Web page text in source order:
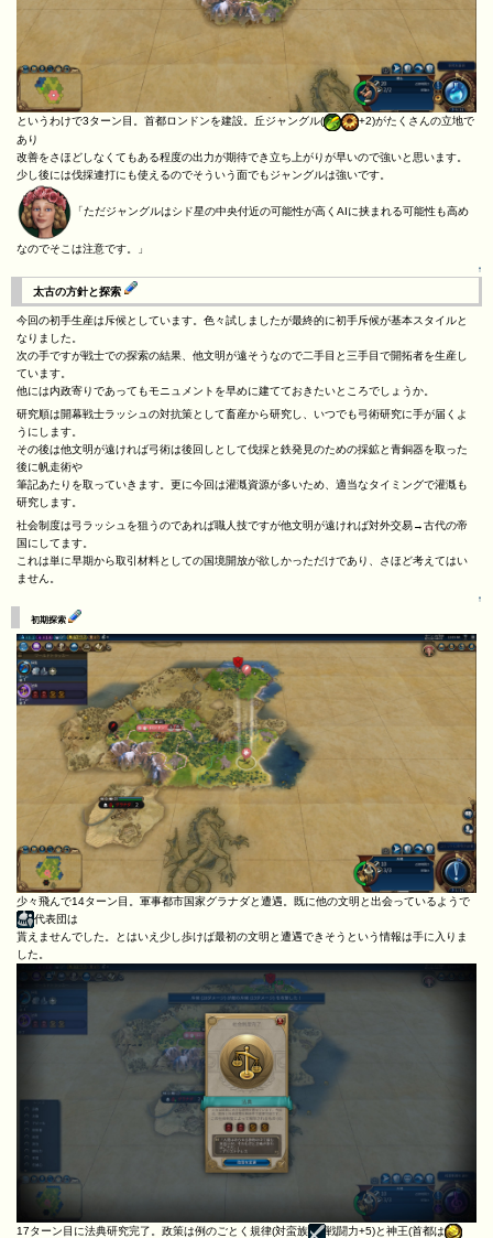
というわけで3ターン目。首都ロンドンを建設。丘ジャングル(
+2)がたくさんの立地で
あり
改善をさほどしなくてもある程度の出力が期待でき立ち上がりが早いので強いと思います。
少し後には伐採連打にも使えるのでそういう面でもジャングルは強いです。
「ただジャングルはシド星の中央付近の可能性が高くAIに挟まれる可能性も高め
なのでそこは注意です。」
↑
太古の方針と探索
今回の初手生産は斥候としています。色々試しましたが最終的に初手斥候が基本スタイルと
なりました。
次の手ですが戦士での探索の結果、他文明が遠そうなので二手目と三手目で開拓者を生産し
ています。
他には内政寄りであってもモニュメントを早めに建てておきたいところでしょうか。
研究順は開幕戦士ラッシュの対抗策として畜産から研究し、いつでも弓術研究に手が届くよ
うにします。
その後は他文明が遠ければ弓術は後回しとして伐採と鉄発見のための採鉱と青銅器を取った
後に帆走術や
筆記あたりを取っていきます。更に今回は灌漑資源が多いため、適当なタイミングで灌漑も
研究します。
社会制度は弓ラッシュを狙うのであれば職人技ですが他文明が遠ければ対外交易→古代の帝
国にしてます。
これは単に早期から取引材料としての国境開放が欲しかっただけであり、さほど考えてはい
ません。
↑
初期探索
少々飛んで14ターン目。軍事都市国家グラナダと遭遇。既に他の文明と出会っているようで
代表団は
貰えませんでした。とはいえ少し歩けば最初の文明と遭遇できそうという情報は手に入りま
した。
17ターン目に法典研究完了。政策は例のごとく規律(対蛮族
戦闘力+5)と神王(首都は